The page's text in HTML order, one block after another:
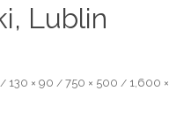
Lublin
/ 130 × 90 / 750 × 500 / 1,600 ×